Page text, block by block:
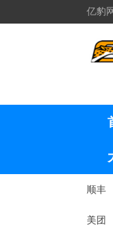
亿豹
顺丰
美团